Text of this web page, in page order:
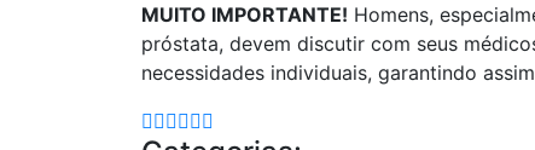
MUITO IMPORTANTE! Homens,
próstata, devem discutir com seus
necessidades individuais, garantindo